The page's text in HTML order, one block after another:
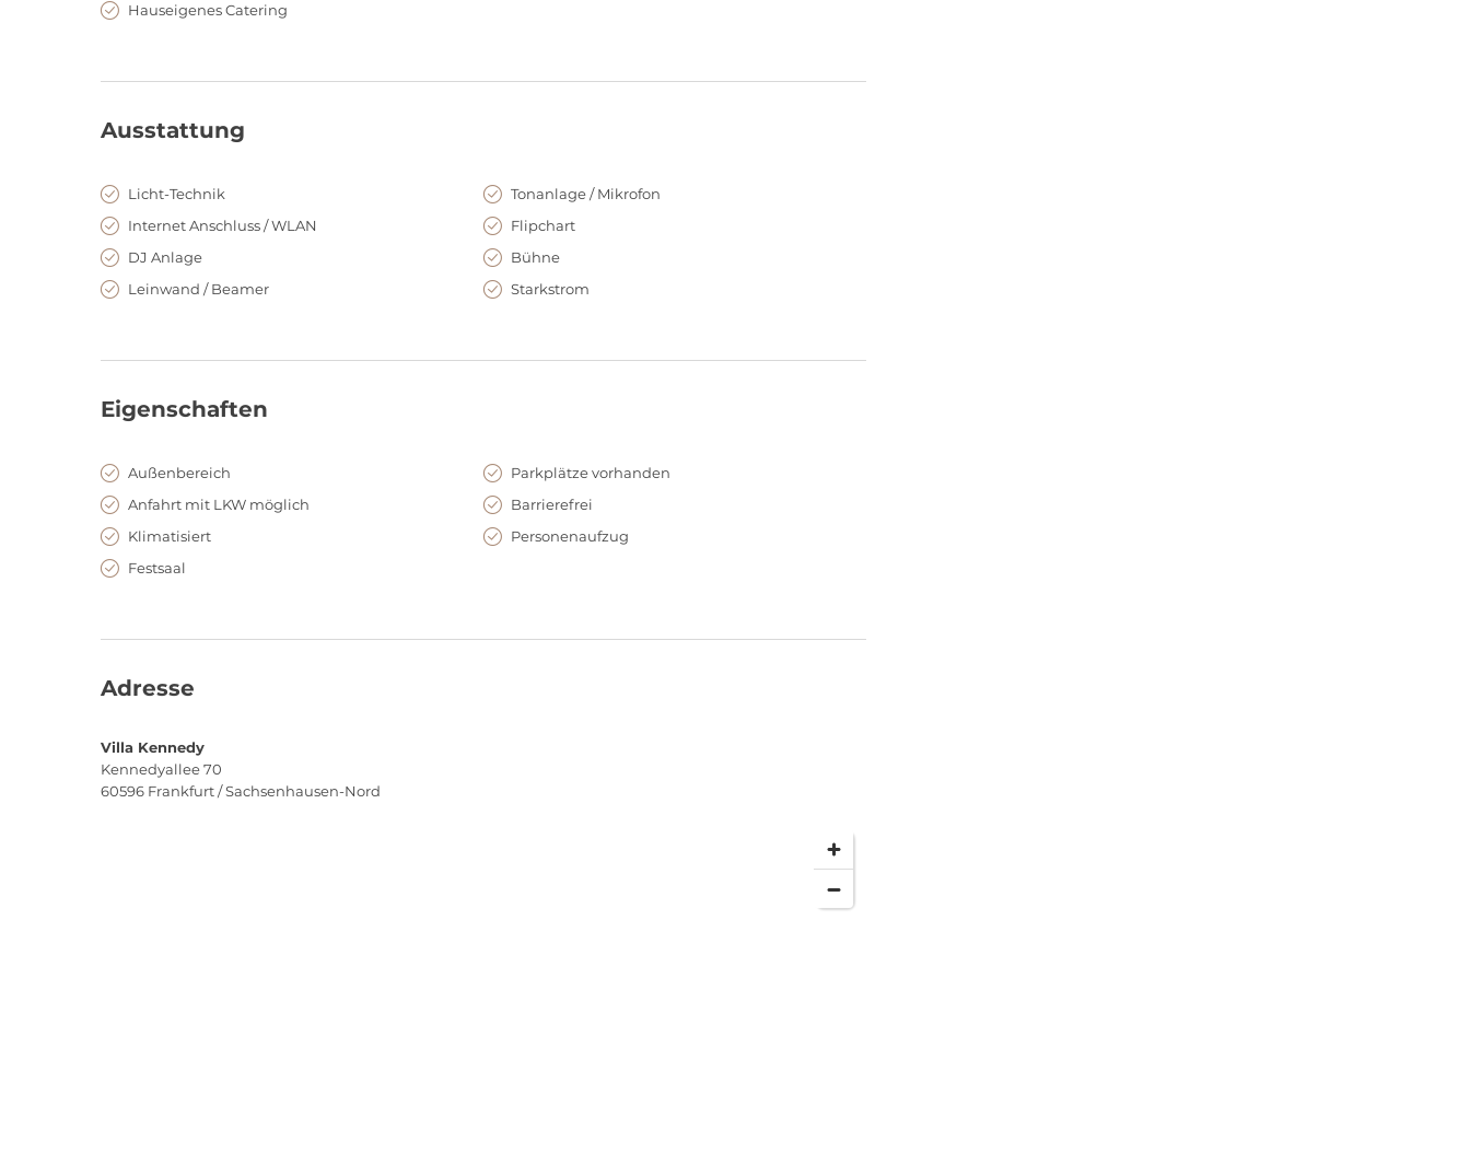
zu speisen. Der mediterrane Flair, gepaart mit italienischer Kunst, schafft ein außergewöhnliches
Hauseigenes Catering
Ausstattung
Licht-Technik
Tonanlage / Mikrofon
Internet Anschluss / WLAN
Flipchart
DJ Anlage
Bühne
Leinwand / Beamer
Starkstrom
Eigenschaften
Außenbereich
Parkplätze vorhanden
Anfahrt mit LKW möglich
Barrierefrei
Klimatisiert
Personenaufzug
Festsaal
Adresse
Villa Kennedy
Kennedyallee 70
60596 Frankfurt / Sachsenhausen-Nord